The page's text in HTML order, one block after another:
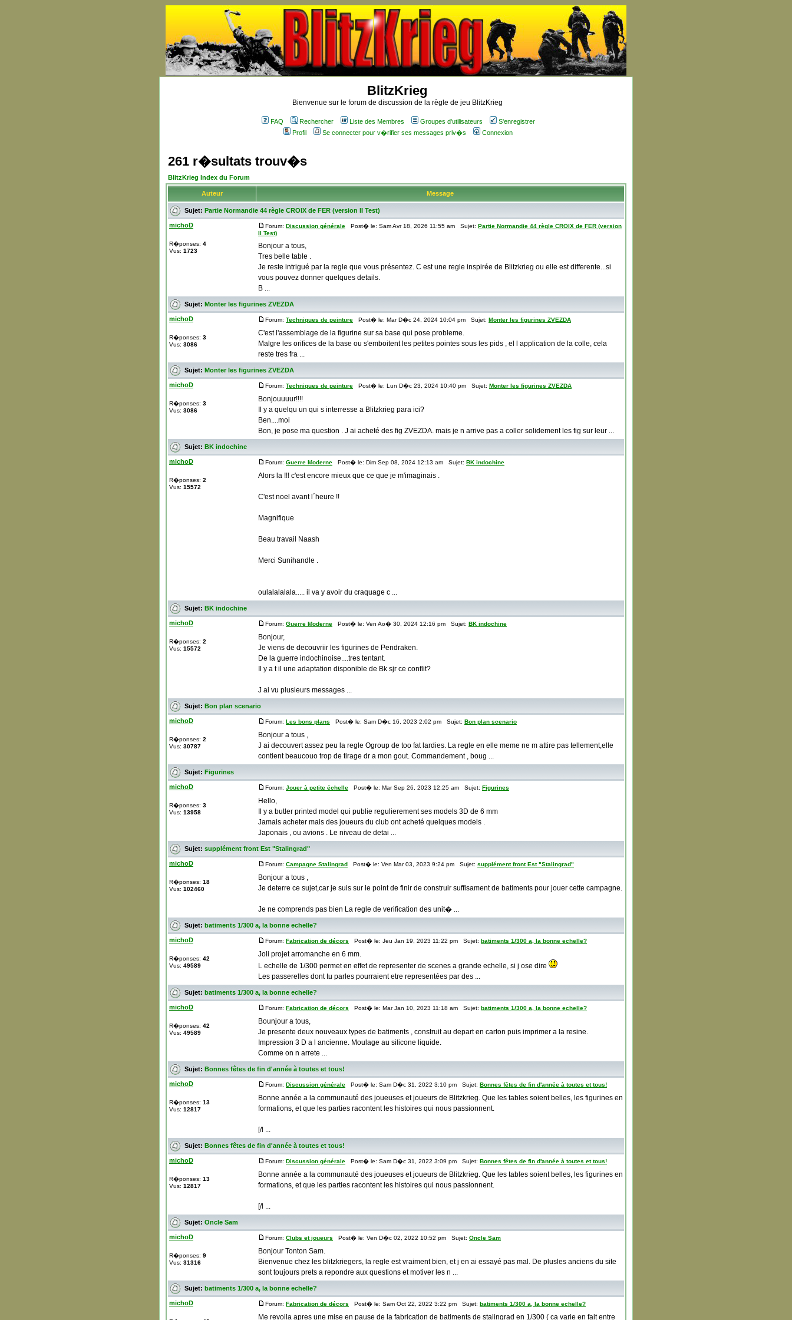
BlitzKrieg
Bienvenue sur le forum de discussion de la règle de jeu BlitzKrieg
FAQ Rechercher Liste des Membres Groupes d'utilisateurs
S'enregistrer
Profil
Se connecter pour v�rifier ses messages priv�s Connexion
261 r�sultats trouv�s
BlitzKrieg Index du Forum
Auteur Message
Sujet: Partie Normandie 44 règle CROIX de FER (version II Test)
michoD
R�ponses: 4
Vus: 1723
Forum: Discussion générale Post� le: Sam Avr 18, 2026 11:55 am Sujet: Partie Normandie 44 règle CROIX de FER (version
II Test)
Bonjour a tous,
Tres belle table .
Je reste intrigué par la regle que vous présentez. C est une regle inspirée de Blitzkrieg ou elle est differente...si
vous pouvez donner quelques details.
B ...
Sujet: Monter les figurines ZVEZDA
michoD
R�ponses: 3
Vus: 3086
Forum: Techniques de peinture Post� le: Mar D�c 24, 2024 10:04 pm Sujet: Monter les figurines ZVEZDA
C'est l'assemblage de la figurine sur sa base qui pose probleme.
Malgre les orifices de la base ou s'emboitent les petites pointes sous les pids , el l application de la colle, cela
reste tres fra ...
Sujet: Monter les figurines ZVEZDA
michoD
R�ponses: 3
Vus: 3086
Forum: Techniques de peinture Post� le: Lun D�c 23, 2024 10:40 pm Sujet: Monter les figurines ZVEZDA
Bonjouuuur!!!!
Il y a quelqu un qui s interresse a Blitzkrieg para ici?
Ben....moi
Bon, je pose ma question . J ai acheté des fig ZVEZDA. mais je n arrive pas a coller solidement les fig sur leur ...
Sujet: BK indochine
michoD
R�ponses: 2
Vus: 15572
Forum: Guerre Moderne Post� le: Dim Sep 08, 2024 12:13 am Sujet: BK indochine
Alors la !!! c'est encore mieux que ce que je m'imaginais .
C'est noel avant l´heure !!
Magnifique
Beau travail Naash
Merci Sunihandle .
oulalalalala..... il va y avoir du craquage c ...
Sujet: BK indochine
michoD
R�ponses: 2
Vus: 15572
Forum: Guerre Moderne Post� le: Ven Ao� 30, 2024 12:16 pm Sujet: BK indochine
Bonjour,
Je viens de decouvriir les figurines de Pendraken.
De la guerre indochinoise....tres tentant.
Il y a t il une adaptation disponible de Bk sjr ce conflit?
J ai vu plusieurs messages ...
Sujet: Bon plan scenario
michoD
R�ponses: 2
Vus: 30787
Forum: Les bons plans Post� le: Sam D�c 16, 2023 2:02 pm Sujet: Bon plan scenario
Bonjour a tous ,
J ai decouvert assez peu la regle Ogroup de too fat lardies. La regle en elle meme ne m attire pas tellement,elle
contient beaucouo trop de tirage dr a mon gout. Commandement , boug ...
Sujet: Figurines
michoD
R�ponses: 3
Vus: 13958
Forum: Jouer à petite échelle Post� le: Mar Sep 26, 2023 12:25 am Sujet: Figurines
Hello,
Il y a butler printed model qui publie regulierement ses models 3D de 6 mm
Jamais acheter mais des joueurs du club ont acheté quelques models .
Japonais , ou avions . Le niveau de detai ...
Sujet: supplément front Est "Stalingrad"
michoD
R�ponses: 18
Vus: 102460
Forum: Campagne Stalingrad Post� le: Ven Mar 03, 2023 9:24 pm Sujet: supplément front Est "Stalingrad"
Bonjour a tous ,
Je deterre ce sujet,car je suis sur le point de finir de construir suffisament de batiments pour jouer cette campagne.
Je ne comprends pas bien La regle de verification des unit� ...
Sujet: batiments 1/300 a, la bonne echelle?
michoD
R�ponses: 42
Vus: 49589
Forum: Fabrication de décors Post� le: Jeu Jan 19, 2023 11:22 pm Sujet: batiments 1/300 a, la bonne echelle?
Joli projet arromanche en 6 mm.
L echelle de 1/300 permet en effet de representer de scenes a grande echelle, si j ose dire
Les passerelles dont tu parles pourraient etre representées par des ...
Sujet: batiments 1/300 a, la bonne echelle?
michoD
R�ponses: 42
Vus: 49589
Forum: Fabrication de décors Post� le: Mar Jan 10, 2023 11:18 am Sujet: batiments 1/300 a, la bonne echelle?
Bounjour a tous,
Je presente deux nouveaux types de batiments , construit au depart en carton puis imprimer a la resine.
Impression 3 D a l ancienne. Moulage au silicone liquide.
Comme on n arrete ...
Sujet: Bonnes fêtes de fin d'année à toutes et tous!
michoD
R�ponses: 13
Vus: 12817
Forum: Discussion générale Post� le: Sam D�c 31, 2022 3:10 pm Sujet: Bonnes fêtes de fin d'année à toutes et tous!
Bonne année a la communauté des joueuses et joueurs de Blitzkrieg. Que les tables soient belles, les figurines en
formations, et que les parties racontent les histoires qui nous passionnent.
[/l ...
Sujet: Bonnes fêtes de fin d'année à toutes et tous!
michoD
R�ponses: 13
Vus: 12817
Forum: Discussion générale Post� le: Sam D�c 31, 2022 3:09 pm Sujet: Bonnes fêtes de fin d'année à toutes et tous!
Bonne année a la communauté des joueuses et joueurs de Blitzkrieg. Que les tables soient belles, les figurines en
formations, et que les parties racontent les histoires qui nous passionnent.
[/l ...
Sujet: Oncle Sam
michoD
R�ponses: 9
Vus: 31316
Forum: Clubs et joueurs Post� le: Ven D�c 02, 2022 10:52 pm Sujet: Oncle Sam
Bonjour Tonton Sam.
Bienvenue chez les blitzkriegers, la regle est vraiment bien, et j en ai essayé pas mal. De plusles anciens du site
sont toujours prets a repondre aux questions et motiver les n ...
Sujet: batiments 1/300 a, la bonne echelle?
michoD Forum: Fabrication de décors Post� le: Sam Oct 22, 2022 3:22 pm Sujet: batiments 1/300 a, la bonne echelle?
Me revoila apres une mise en pause de la fabrication de batiments de stalingrad en 1/300 ( ca varie en fait entre